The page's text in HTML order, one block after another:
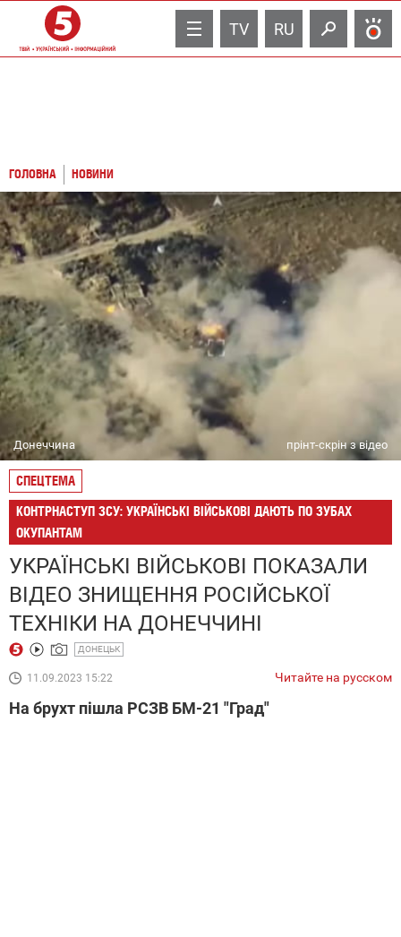
TV RU
ГОЛОВНА НОВИНИ
Донеччина прінт-скрін з відео
СПЕЦТЕМА
КОНТРНАСТУП ЗСУ: УКРАЇНСЬКІ ВІЙСЬКОВІ ДАЮТЬ ПО ЗУБАХ
ОКУПАНТАМ
УКРАЇНСЬКІ ВІЙСЬКОВІ ПОКАЗАЛИ
ВІДЕО ЗНИЩЕННЯ РОСІЙСЬКОЇ
ТЕХНІКИ НА ДОНЕЧЧИНІ
ДОНЕЦЬК
11.09.2023 15:22 Читайте на русском
На брухт пішла РСЗВ БМ-21 "Град"